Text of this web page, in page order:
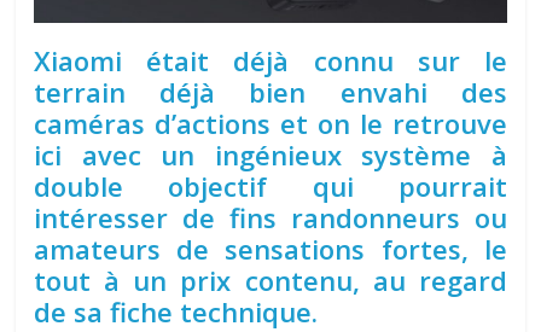
Xiaomi était déjà connu sur le
terrain déjà bien envahi des
caméras d’actions et on le retrouve
ici avec un ingénieux système à
double objectif qui pourrait
intéresser de fins randonneurs ou
amateurs de sensations fortes, le
tout à un prix contenu, au regard
de sa fiche technique.